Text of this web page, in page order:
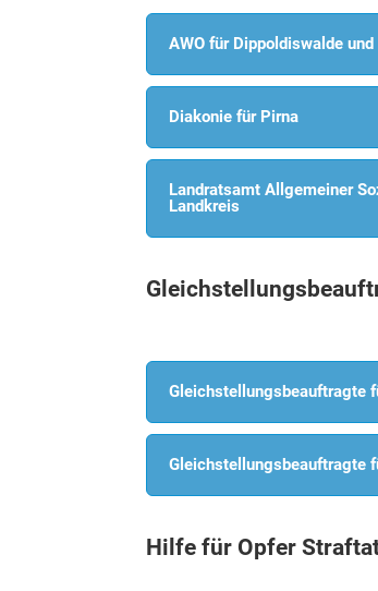
AWO für Dippoldiswalde und
Diakonie für Pirna
Landratsamt Allgemeiner
Landkreis
Gleichstellungsbeauftragte
Gleichstellungsbeauftragte
Hilfe für Opfer